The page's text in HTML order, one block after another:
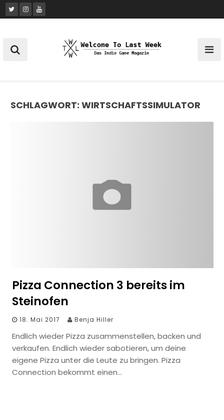
Skip
to
SCHLAGWORT: WIRTSCHAFTSSIMULATOR
Pizza Connection 3 bereits im
Steinofen
18. Mai 2017 Benja Hiller
Endlich wieder Pizza zusammenstellen, backen und
verkaufen. Endlich wieder sabotieren, um deine
eigene Pizza unter die Leute zu bringen. Pizza
Connection bekommt einen…